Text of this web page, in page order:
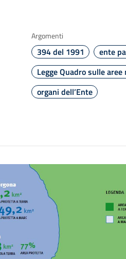
Argomenti
394 del 1991
ente
Legge Quadro sulle
organi dell’Ente